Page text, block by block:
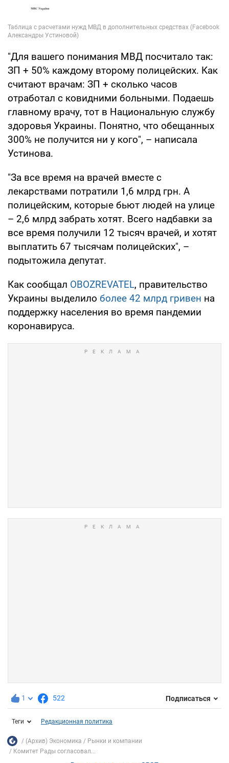
"Для вашего понимания МВД посчитало так:
ЗП + 50% каждому второму полицейских. Как
считают врачам: ЗП + сколько часов
отработал с ковидними больными. Подаешь
главному врачу, тот в Национальную службу
здоровья Украины. Понятно, что обещанных
300% не получится ни у кого", – написала
Устинова.
"За все время на врачей вместе с
лекарствами потратили 1,6 млрд грн. А
полицейским, которые бьют людей на улице
– 2,6 млрд забрать хотят. Всего надбавки за
все время получили 12 тысяч врачей, и хотят
выплатить 67 тысячам полицейских", –
подытожила депутат.
Как сообщал OBOZREVATEL, правительство
Украины выделило более 42 млрд гривен на
поддержку населения во время пандемии
коронавируса.
1 522 Подписаться
Теги Редакционная политика
(Архив) Экономика
Рынки и компании
Комитет Рады согласовал...